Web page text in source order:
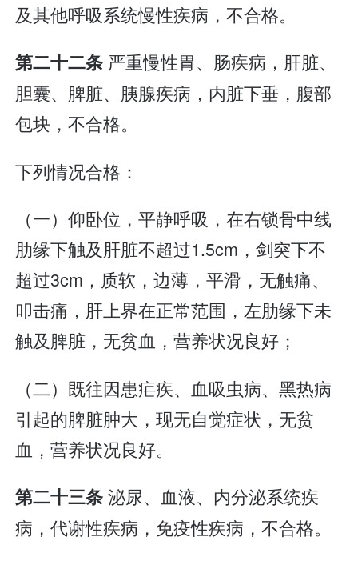
及其他呼吸系统慢性疾病，不合格。
第二十二条 严重慢性胃、肠疾病，肝脏、
胆囊、脾脏、胰腺疾病，内脏下垂，腹部
包块，不合格。
下列情况合格：
（一）仰卧位，平静呼吸，在右锁骨中线
肋缘下触及肝脏不超过1.5cm，剑突下不
超过3cm，质软，边薄，平滑，无触痛、
叩击痛，肝上界在正常范围，左肋缘下未
触及脾脏，无贫血，营养状况良好；
（二）既往因患疟疾、血吸虫病、黑热病
引起的脾脏肿大，现无自觉症状，无贫
血，营养状况良好。
第二十三条泌尿、血液、内分泌系统疾
病，代谢性疾病，免疫性疾病，不合格。